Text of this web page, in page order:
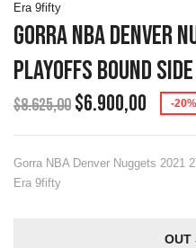
Era 9fifty
Gorra NBA Denver
Playoffs Bound
$8.625,00 $6.900,00 -20%
Gorra NBA Denver Nuggets 2021
Era 9fifty
OUT